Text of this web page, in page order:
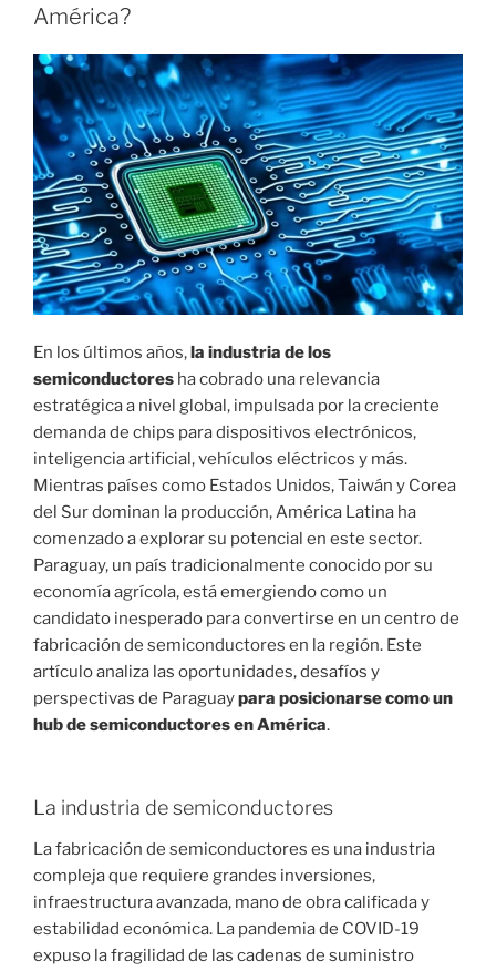
C
D
E
América?
En los últimos años, la industria de los
semiconductores ha cobrado una relevancia
estratégica a nivel global, impulsada por la creciente
demanda de chips para dispositivos electrónicos,
inteligencia artificial, vehículos eléctricos y más.
Mientras países como Estados Unidos, Taiwán y Corea
del Sur dominan la producción, América Latina ha
comenzado a explorar su potencial en este sector.
Paraguay, un país tradicionalmente conocido por su
economía agrícola, está emergiendo como un
candidato inesperado para convertirse en un centro de
fabricación de semiconductores en la región. Este
artículo analiza las oportunidades, desafíos y
perspectivas de Paraguaypara posicionarse como un
hub de semiconductores en América.
La industria de semiconductores
La fabricación de semiconductores es una industria
compleja que requiere grandes inversiones,
infraestructura avanzada, mano de obra calificada y
estabilidad económica. La pandemia de COVID-19
expuso la fragilidad de las cadenas de suministro